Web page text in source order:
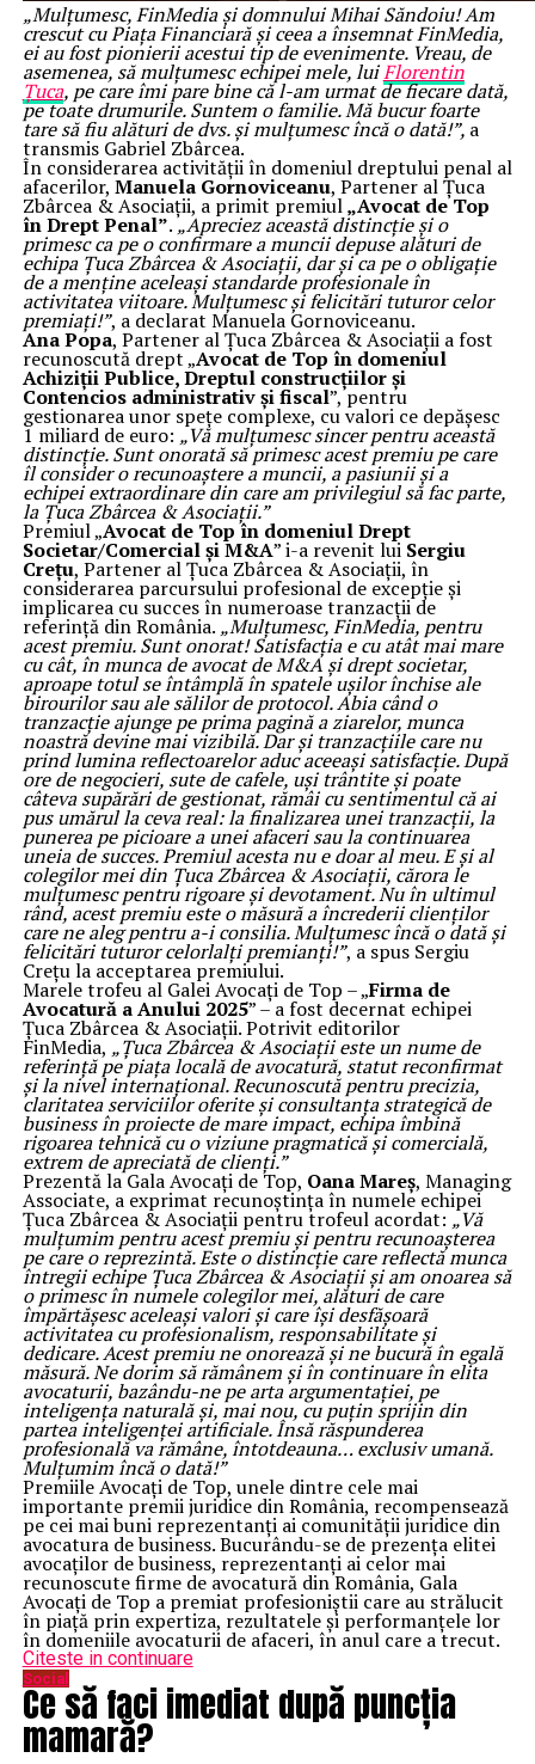
„Mulțumesc, FinMedia și domnului Mihai Săndoiu! Am
crescut cu Piața Financiară și ceea a însemnat FinMedia,
ei au fost pionierii acestui tip de evenimente. Vreau, de
asemenea, să mulțumesc echipei mele, luiFlorentin
Țuca, pe care îmi pare bine că l-am urmat de fiecare dată,
pe toate drumurile. Suntem o familie. Mă bucur foarte
tare să fiu alături de dvs. și mulțumesc încă o dată!”, a
transmis Gabriel Zbârcea.
În considerarea activității în domeniul dreptului penal al
afacerilor, Manuela Gornoviceanu, Partener al Țuca
Zbârcea & Asociații, a primit premiul„Avocat de Top
în Drept Penal”.„Apreciez această distincție și o
primesc ca pe o confirmare a muncii depuse alături de
echipa Țuca Zbârcea & Asociații, dar și ca pe o obligație
de a menține aceleași standarde profesionale în
activitatea viitoare. Mulțumesc și felicitări tuturor celor
premiați!”, a declarat Manuela Gornoviceanu.
Ana Popa, Partener al Țuca Zbârcea & Asociații a fost
recunoscută drept „Avocat de Top în domeniul
Achiziții Publice, Dreptul construcțiilor și
Contencios administrativ și fiscal”, pentru
gestionarea unor spețe complexe, cu valori ce depășesc
1 miliard de euro: „Vă mulțumesc sincer pentru această
distincție. Sunt onorată să primesc acest premiu pe care
îl consider o recunoaștere a muncii, a pasiunii și a
echipei extraordinare din care am privilegiul să fac parte,
la Țuca Zbârcea & Asociații.”
Premiul „Avocat de Top în domeniul Drept
Societar/Comercial și M&A” i-a revenit lui Sergiu
Crețu, Partener al Țuca Zbârcea & Asociații, în
considerarea parcursului profesional de excepție și
implicarea cu succes în numeroase tranzacții de
referință din România. „Mulțumesc, FinMedia, pentru
acest premiu. Sunt onorat! Satisfacția e cu atât mai mare
cu cât, în munca de avocat de M&A și drept societar,
aproape totul se întâmplă în spatele ușilor închise ale
birourilor sau ale sălilor de protocol. Abia când o
tranzacție ajunge pe prima pagină a ziarelor, munca
noastră devine mai vizibilă. Dar și tranzacțiile care nu
prind lumina reflectoarelor aduc aceeași satisfacție. După
ore de negocieri, sute de cafele, uși trântite și poate
câteva supărări de gestionat, rămâi cu sentimentul că ai
pus umărul la ceva real: la finalizarea unei tranzacții, la
punerea pe picioare a unei afaceri sau la continuarea
uneia de succes. Premiul acesta nu e doar al meu. E și al
colegilor mei din Țuca Zbârcea & Asociații, cărora le
mulțumesc pentru rigoare și devotament. Nu în ultimul
rând, acest premiu este o măsură a încrederii clienților
care ne aleg pentru a-i consilia. Mulțumesc încă o dată și
felicitări tuturor celorlalți premianți!”, a spus Sergiu
Crețu la acceptarea premiului.
Marele trofeu al Galei Avocați de Top – „Firma de
Avocatură a Anului 2025” – a fost decernat echipei
Țuca Zbârcea & Asociații. Potrivit editorilor
FinMedia, „Țuca Zbârcea & Asociații este un nume de
referință pe piața locală de avocatură, statut reconfirmat
și la nivel internațional. Recunoscută pentru precizia,
claritatea serviciilor oferite și consultanța strategică de
business în proiecte de mare impact, echipa îmbină
rigoarea tehnică cu o viziune pragmatică și comercială,
extrem de apreciată de clienți.”
Prezentă la Gala Avocați de Top, Oana Mareș, Managing
Associate, a exprimat recunoștința în numele echipei
Țuca Zbârcea & Asociații pentru trofeul acordat: „Vă
mulțumim pentru acest premiu și pentru recunoașterea
pe care o reprezintă. Este o distincție care reflectă munca
întregii echipe Țuca Zbârcea & Asociații și am onoarea să
o primesc în numele colegilor mei, alături de care
împărtășesc aceleași valori și care își desfășoară
activitatea cu profesionalism, responsabilitate și
dedicare. Acest premiu ne onorează și ne bucură în egală
măsură. Ne dorim să rămânem și în continuare în elita
avocaturii, bazându-ne pe arta argumentației, pe
inteligența naturală și, mai nou, cu puțin sprijin din
partea inteligenței artificiale. Însă răspunderea
profesională va rămâne, întotdeauna… exclusiv umană.
Mulțumim încă o dată!”
Premiile Avocați de Top, unele dintre cele mai
importante premii juridice din România, recompensează
pe cei mai buni reprezentanți ai comunității juridice din
avocatura de business. Bucurându-se de prezența elitei
avocaților de business, reprezentanți ai celor mai
recunoscute firme de avocatură din România, Gala
Avocați de Top a premiat profesioniștii care au strălucit
în piață prin expertiza, rezultatele și performanțele lor
în domeniile avocaturii de afaceri, în anul care a trecut.
Citeste in continuare
Social
Ce să faci imediat după puncția
mamară?